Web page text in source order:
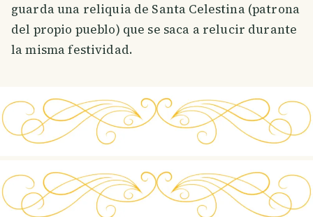
guarda una reliquia de Santa Celestina (patrona
del propio pueblo) que se saca a relucir durante
la misma festividad.